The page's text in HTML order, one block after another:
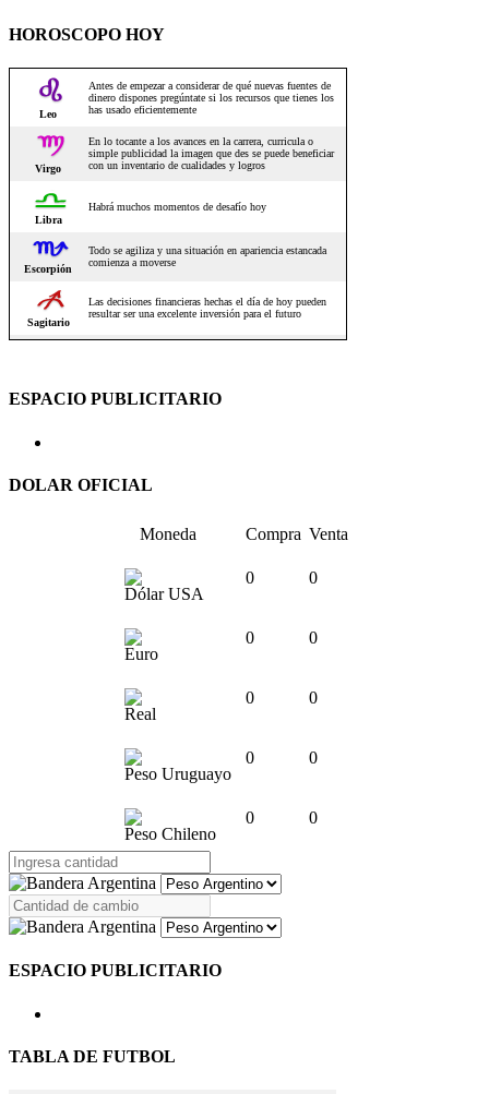
HOROSCOPO HOY
ESPACIO PUBLICITARIO
DOLAR OFICIAL
Moneda Compra Venta
Dólar USA
0 0
Euro
0 0
Real
0 0
Peso Uruguayo
0 0
Peso Chileno
0 0
ESPACIO PUBLICITARIO
TABLA DE FUTBOL